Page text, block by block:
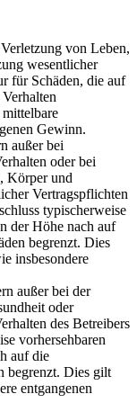
von Leben,
wesentlicher
für Schäden, die auf
Gewinn.
außer bei
oder bei
Körper und
Vertragspflichten
typischerweise
der Höhe nach auf
begrenzt. Dies
insbesondere
außer bei der
oder
des Betreibers
vorhersehbaren
auf die
begrenzt. Dies gilt
entgangenen